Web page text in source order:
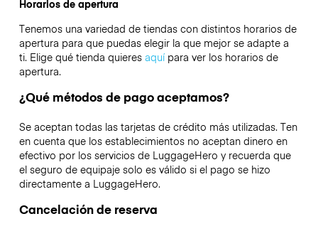
Horarios de apertura
Tenemos una variedad de tiendas con distintos horarios de
apertura para que puedas elegir la que mejor se adapte a
ti. Elige qué tienda quieres aquípara ver los horarios de
apertura.
¿Qué métodos de pago aceptamos?
Se aceptan todas las tarjetas de crédito más utilizadas. Ten
en cuenta que los establecimientos no aceptan dinero en
efectivo por los servicios de LuggageHero y recuerda que
el seguro de equipaje solo es válido si el pago se hizo
directamente a LuggageHero.
Cancelación de reserva